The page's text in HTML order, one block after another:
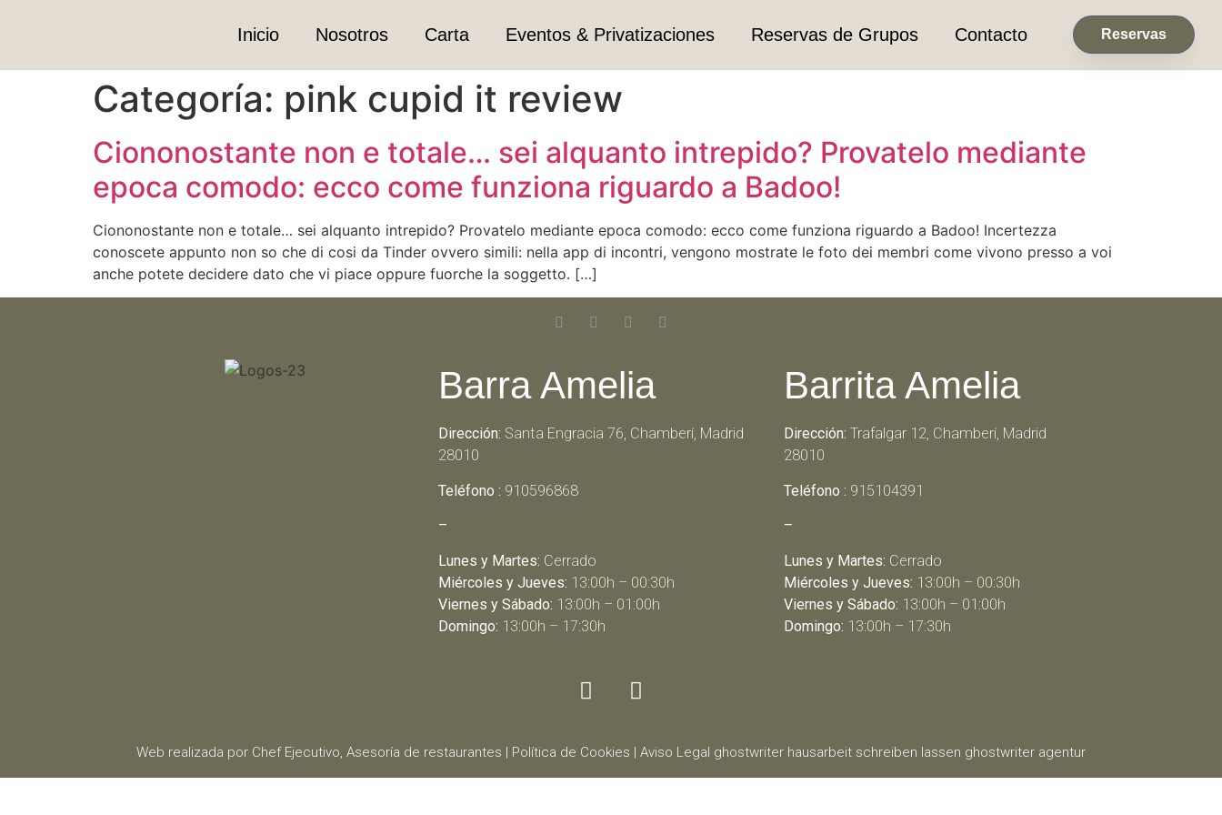
Inicio Nosotros Carta Eventos & Privatizaciones Reservas de Grupos Contacto Reservas
Categoría: pink cupid it review
Ciononostante non e totale… sei alquanto intrepido? Provatelo mediante
epoca comodo: ecco come funziona riguardo a Badoo!
Ciononostante non e totale… sei alquanto intrepido? Provatelo mediante epoca comodo: ecco come funziona riguardo a Badoo! Incertezza
conoscete appunto non so che di cosi da Tinder ovvero simili: nella app di incontri, vengono mostrate le foto dei membri come vivono presso a voi
anche potete decidere dato che vi piace oppure fuorche la soggetto. […]
Barra Amelia
Dirección: Santa Engracia 76, Chamberí, Madrid
28010
Teléfono : 910596868
–
Lunes y Martes: Cerrado
Miércoles y Jueves: 13:00h – 00:30h
Viernes y Sábado: 13:00h – 01:00h
Domingo: 13:00h – 17:30h
Barrita Amelia
Dirección: Trafalgar 12, Chamberí, Madrid
28010
Teléfono : 915104391
–
Lunes y Martes: Cerrado
Miércoles y Jueves: 13:00h – 00:30h
Viernes y Sábado: 13:00h – 01:00h
Domingo: 13:00h – 17:30h
Web realizada por Chef Ejecutivo, Asesoría de restaurantes | Política de Cookies | Aviso Legal ghostwriter hausarbeit schreiben lassen ghostwriter agentur